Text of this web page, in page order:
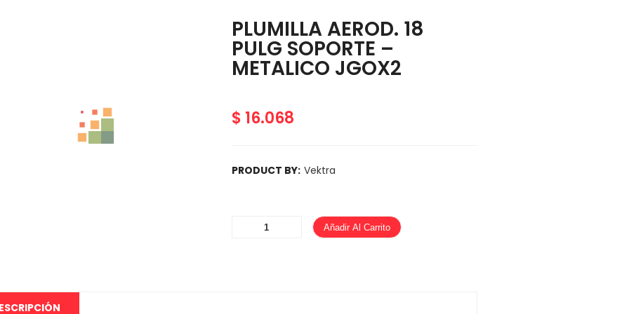
PLUMILLA AEROD. 18
PULG SOPORTE –
METALICO JGOX2
$ 16.068
PRODUCT BY: Vektra
Añadir Al Carrito